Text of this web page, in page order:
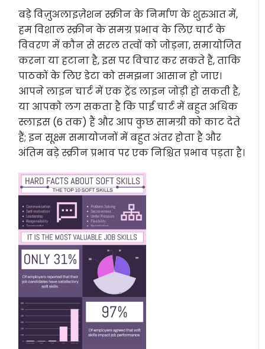
बड़े विज़ुअलाइज़ेशन स्क्रीन के निर्माण के शुरुआत में,
हम विशाल स्क्रीन के समग्र प्रभाव के लिए चार्ट के
विवरण में कौन से सरल तत्वों को जोड़ना, समायोजित
करना या हटाना है, इस पर विचार कर सकते हैं, ताकि
पाठकों के लिए डेटा को समझना आसान हो जाए।
आपने लाइन चार्ट में एक ट्रेंड लाइन जोड़ी हो सकती है,
या आपको लग सकता है कि पाई चार्ट में बहुत अधिक
स्लाइस (6 तक) हैं और आप कुछ सामग्री को काट देते
हैं; इन सूक्ष्म समायोजनों में बहुत अंतर होता है और
अंतिम बड़े स्क्रीन प्रभाव पर एक निश्चित प्रभाव पड़ता है।